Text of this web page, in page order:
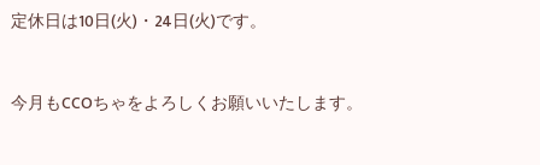
定休日は10日(火)・24日(火)です。
今月もCCOちゃをよろしくお願いいたします。